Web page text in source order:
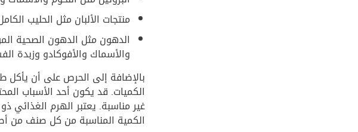
منتجات الألبان مثل الحليب
الدهون مثل الدهون الصحية
والأسماك والأفوكادو وزبدة
بالإضافة إلى الحرص على أن يأكل
الكميات. قد يكون أحد الأسباب
غير مناسبة. يعتبر الهرم
الكمية المناسبة من كل صنف من